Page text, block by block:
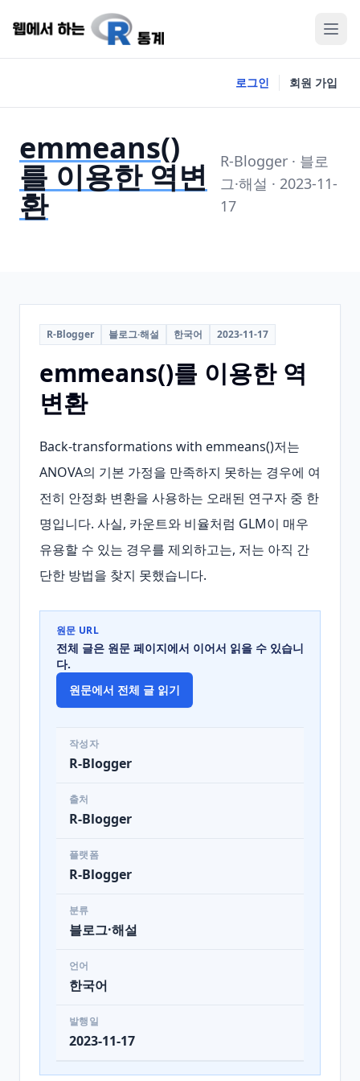
로그인 회원 가입
emmeans()
를 이용한 역변
환
R-Blogger · 블로
그·해설 · 2023-11-
17
R-Blogger 블로그·해설 한국어 2023-11-17
emmeans()를 이용한 역
변환
Back-transformations with emmeans()저는
ANOVA의 기본 가정을 만족하지 못하는 경우에 여
전히 안정화 변환을 사용하는 오래된 연구자 중 한
명입니다. 사실, 카운트와 비율처럼 GLM이 매우
유용할 수 있는 경우를 제외하고는, 저는 아직 간
단한 방법을 찾지 못했습니다.
원문 URL
전체 글은 원문 페이지에서 이어서 읽을 수 있습니
다.
원문에서 전체 글 읽기
작성자
R-Blogger
출처
R-Blogger
플랫폼
R-Blogger
분류
블로그·해설
언어
한국어
발행일
2023-11-17